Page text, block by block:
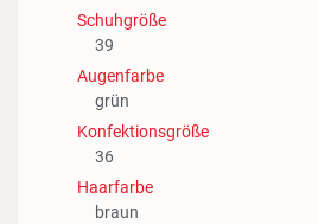
Schuhgröße
39
Augenfarbe
grün
Konfektionsgröße
36
Haarfarbe
braun